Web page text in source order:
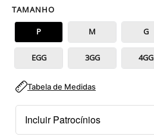
TAMANHO
P M G
EGG 3GG 4GG
Tabela de Medidas
Incluir Patrocínios